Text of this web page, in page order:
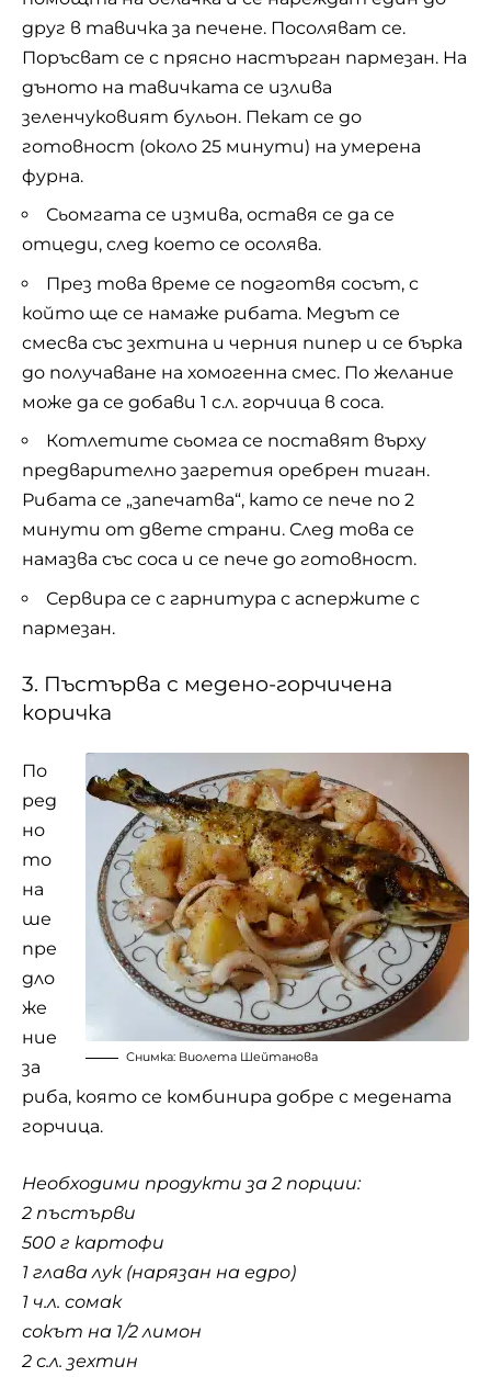
друг в тавичка за печене. Посоляват се.
Поръсват се с прясно настърган пармезан. На
дъното на тавичката се излива
зеленчуковият бульон. Пекат се до
готовност (около 25 минути) на умерена
фурна.
Сьомгата се измива, оставя се да се
отцеди, след което се осолява.
През това време се подготвя сосът, с
който ще се намаже рибата. Медът се
смесва със зехтина и черния пипер и се бърка
до получаване на хомогенна смес. По желание
може да се добави 1 с.л. горчица в соса.
Котлетите сьомга се поставят върху
предварително загретия оребрен тиган.
Рибата се „запечатва“, като се пече по 2
минути от двете страни. След това се
намазва със соса и се пече до готовност.
Сервира се с гарнитура с аспержите с
пармезан.
3. Пъстърва с медено-горчичена
коричка
Снимка: Виолета Шейтанова
По
ред
но
то
на
ше
пре
дло
же
ние
за
риба, която се комбинира добре с медената
горчица.
Необходими продукти за 2 порции:
2 пъстърви
500 г картофи
1 глава лук (нарязан на едро)
1 ч.л. сомак
сокът на 1/2 лимон
2 с.л. зехтин